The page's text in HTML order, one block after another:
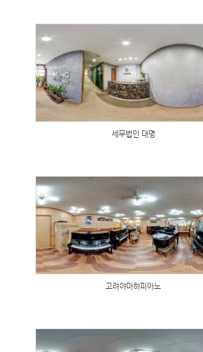
세무법인 대명
고려야마하피아노